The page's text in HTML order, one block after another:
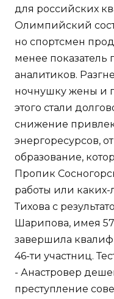
для российских
Олимпийский
но спортсмен
менее
аналитиков.
ночнушку жены и
этого стали
снижение
энергоресурсов,
образование,
Пропик
работы или каких-
Тихова с
Шарипова, имея
завершила
46-ти участниц.
- Анастровер
преступление